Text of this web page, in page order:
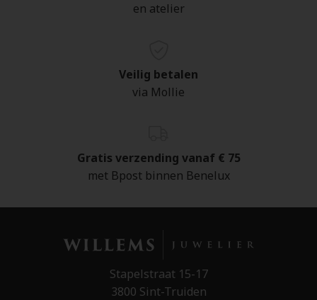
en atelier
Veilig betalen
via Mollie
Gratis verzending vanaf € 75
met Bpost binnen Benelux
Stapelstraat 15-17
3800 Sint-Truiden